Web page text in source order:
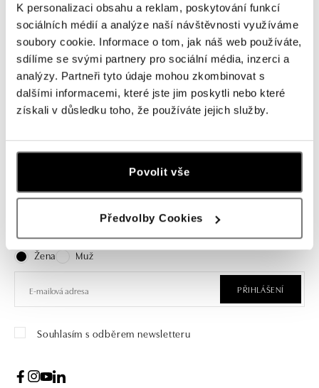
K personalizaci obsahu a reklam, poskytování funkcí
sociálních médií a analýze naší návštěvnosti využíváme
soubory cookie. Informace o tom, jak náš web používáte,
sdílíme se svými partnery pro sociální média, inzerci a
analýzy. Partneři tyto údaje mohou zkombinovat s
dalšími informacemi, které jste jim poskytli nebo které
získali v důsledku toho, že používáte jejich služby.
Povolit vše
Předvolby Cookies
ALO
Přívěs s jadeitem a diamanty Noble
Glow
od 24 911 Kč
Náušnice s jadeitem a diamanty
Rishi
od 95 408 Kč
Přihlášení k odběru newsletteru
Objevte nejnovější kolekce, novinky a exkluzivní produkty.
Žena
Muž
PŘIHLÁŠENÍ
Souhlasím s odběrem newsletteru